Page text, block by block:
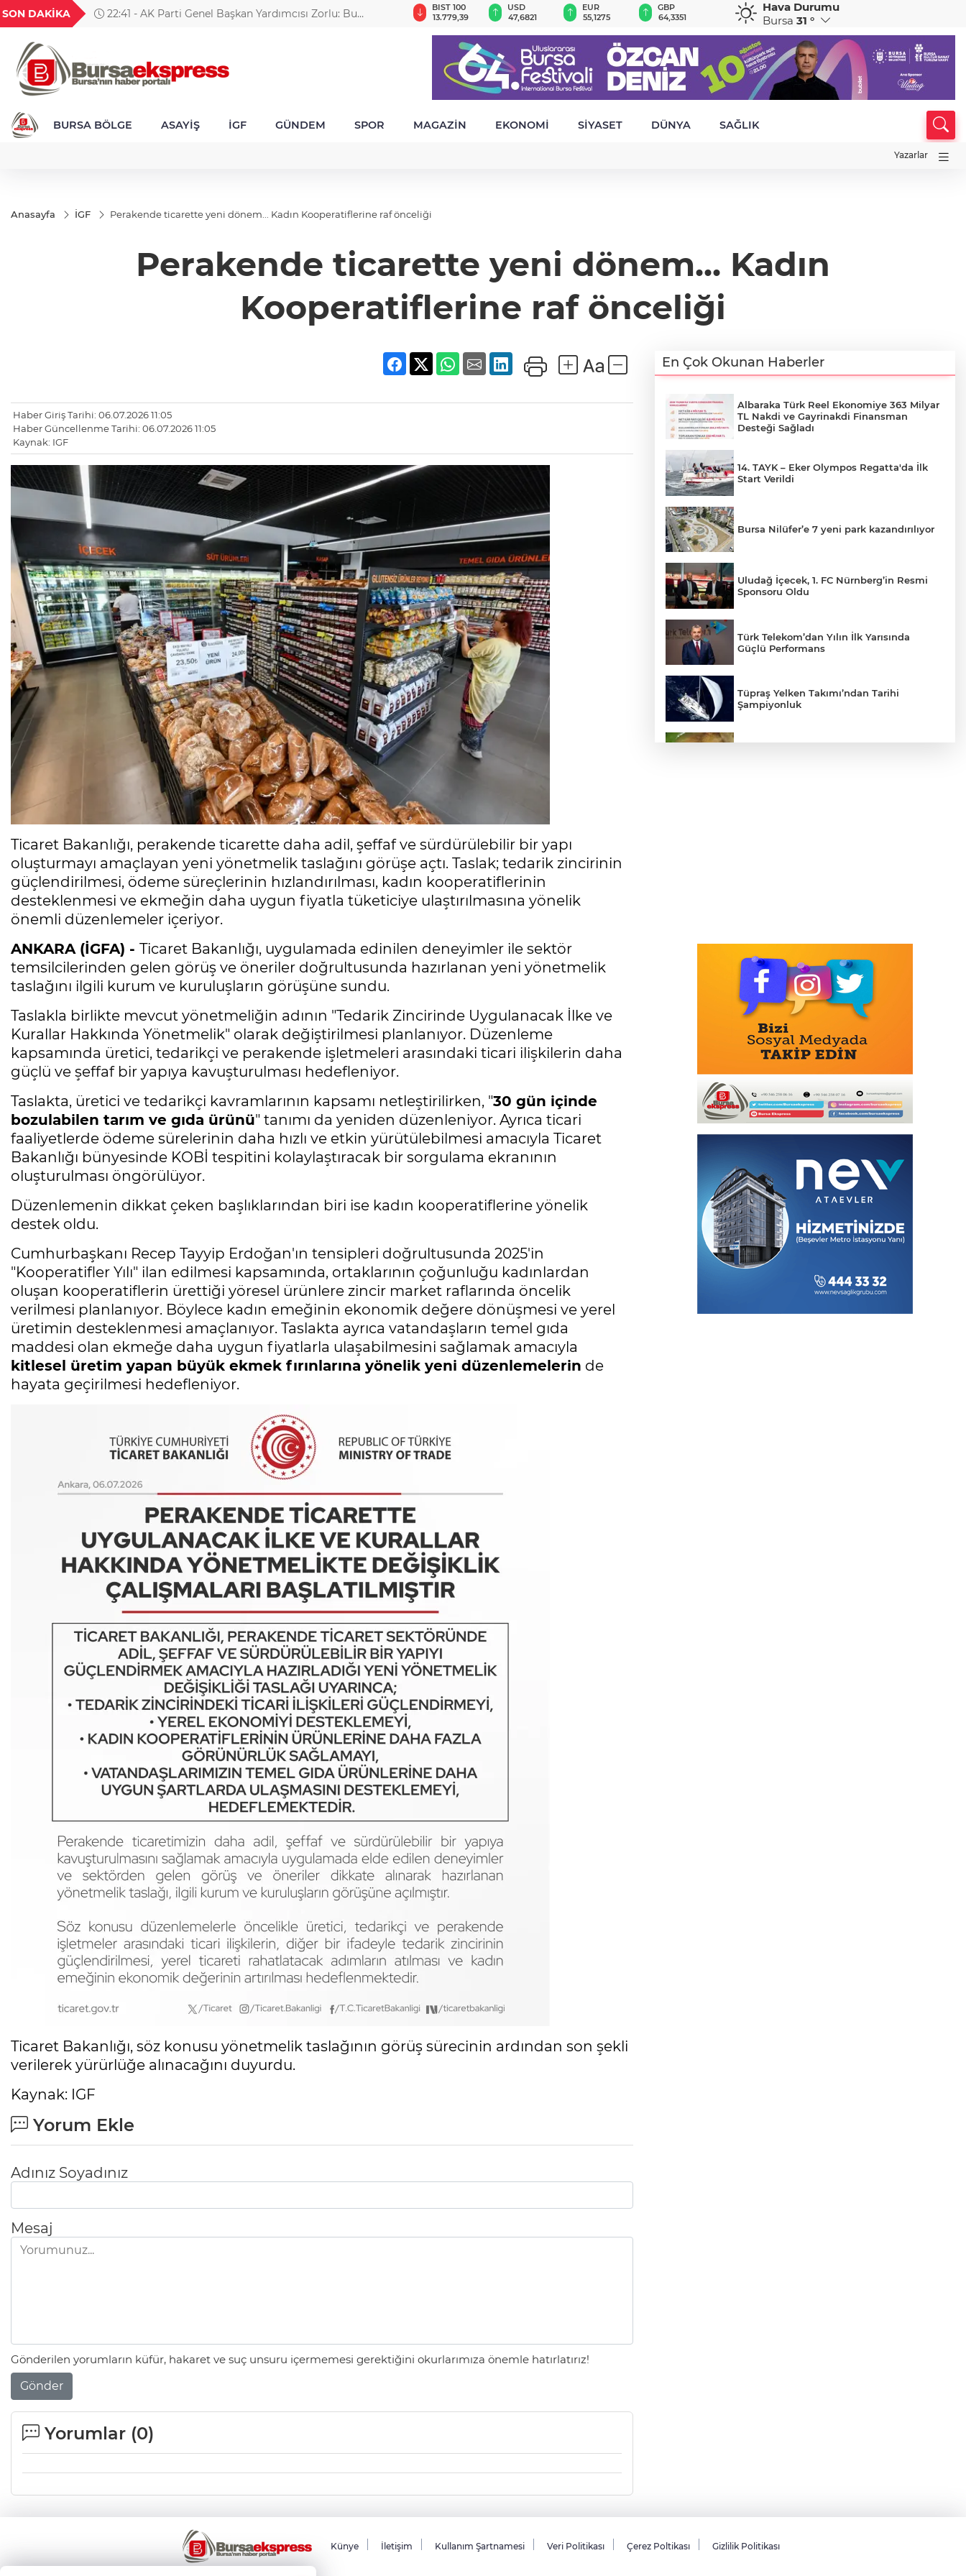
SON DAKİKA
22:41 - AK Parti Genel Başkan Yardımcısı Zorlu: Bu
18,2690
TND
16,3800
BGN
27,9743
0,0018
6.656,26
BIST 100
13.779,39
USD
47,6821
EUR
55,1275
GBP
64,3351
CHF
58,9979
CAD
34,1783
Hava Durumu
Bursa 31 °
BURSA BÖLGE ASAYİŞ İGF GÜNDEM SPOR MAGAZİN EKONOMİ SİYASET DÜNYA SAĞLIK
Yazarlar
Anasayfa İGF Perakende ticarette yeni dönem... Kadın Kooperatiflerine raf önceliği
Perakende ticarette yeni dönem... Kadın
Kooperatiflerine raf önceliği
Haber Giriş Tarihi: 06.07.2026 11:05
Haber Güncellenme Tarihi: 06.07.2026 11:05
Kaynak: IGF
Ticaret Bakanlığı, perakende ticarette daha adil, şeffaf ve sürdürülebilir bir yapı
oluşturmayı amaçlayan yeni yönetmelik taslağını görüşe açtı. Taslak; tedarik zincirinin
güçlendirilmesi, ödeme süreçlerinin hızlandırılması, kadın kooperatiflerinin
desteklenmesi ve ekmeğin daha uygun fiyatla tüketiciye ulaştırılmasına yönelik
önemli düzenlemeler içeriyor.
ANKARA (İGFA) - Ticaret Bakanlığı, uygulamada edinilen deneyimler ile sektör
temsilcilerinden gelen görüş ve öneriler doğrultusunda hazırlanan yeni yönetmelik
taslağını ilgili kurum ve kuruluşların görüşüne sundu.
Taslakla birlikte mevcut yönetmeliğin adının "Tedarik Zincirinde Uygulanacak İlke ve
Kurallar Hakkında Yönetmelik" olarak değiştirilmesi planlanıyor. Düzenleme
kapsamında üretici, tedarikçi ve perakende işletmeleri arasındaki ticari ilişkilerin daha
güçlü ve şeffaf bir yapıya kavuşturulması hedefleniyor.
Taslakta, üretici ve tedarikçi kavramlarının kapsamı netleştirilirken, "30 gün içinde
bozulabilen tarım ve gıda ürünü" tanımı da yeniden düzenleniyor. Ayrıca ticari
faaliyetlerde ödeme sürelerinin daha hızlı ve etkin yürütülebilmesi amacıyla Ticaret
Bakanlığı bünyesinde KOBİ tespitini kolaylaştıracak bir sorgulama ekranının
oluşturulması öngörülüyor.
Düzenlemenin dikkat çeken başlıklarından biri ise kadın kooperatiflerine yönelik
destek oldu.
Cumhurbaşkanı Recep Tayyip Erdoğan'ın tensipleri doğrultusunda 2025'in
"Kooperatifler Yılı" ilan edilmesi kapsamında, ortaklarının çoğunluğu kadınlardan
oluşan kooperatiflerin ürettiği yöresel ürünlere zincir market raflarında öncelik
verilmesi planlanıyor. Böylece kadın emeğinin ekonomik değere dönüşmesi ve yerel
üretimin desteklenmesi amaçlanıyor. Taslakta ayrıca vatandaşların temel gıda
maddesi olan ekmeğe daha uygun fiyatlarla ulaşabilmesini sağlamak amacıyla
kitlesel üretim yapan büyük ekmek fırınlarına yönelik yeni düzenlemelerin de
hayata geçirilmesi hedefleniyor.
Ticaret Bakanlığı, söz konusu yönetmelik taslağının görüş sürecinin ardından son şekli
verilerek yürürlüğe alınacağını duyurdu.
Kaynak: IGF
Yorum Ekle
Adınız Soyadınız
Mesaj
Gönderilen yorumların küfür, hakaret ve suç unsuru içermemesi gerektiğini okurlarımıza önemle hatırlatırız!
Gönder
Yorumlar (0)
En Çok Okunan Haberler
Albaraka Türk Reel Ekonomiye 363 Milyar
TL Nakdi ve Gayrinakdi Finansman
Desteği Sağladı
14. TAYK – Eker Olympos Regatta'da İlk
Start Verildi
Bursa Nilüfer’e 7 yeni park kazandırılıyor
Uludağ İçecek, 1. FC Nürnberg’in Resmi
Sponsoru Oldu
Türk Telekom’dan Yılın İlk Yarısında
Güçlü Performans
Tüpraş Yelken Takımı’ndan Tarihi
Şampiyonluk
Künye İletişim Kullanım Şartnamesi Veri Politikası Çerez Poltikası Gizlilik Politikası